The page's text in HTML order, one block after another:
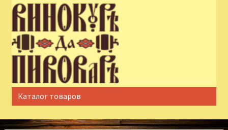
Перейти
навигации
Перейти
содержимому
Каталог товаров